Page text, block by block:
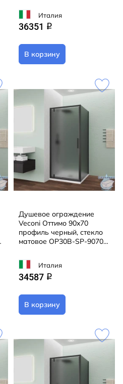
Италия
36351 q
В корзину
Душевое ограждение
Veconi Оттимо 90x70
профиль черный, стекло
матовое OP30B-SP-9070-
Италия
34587 q
В корзину